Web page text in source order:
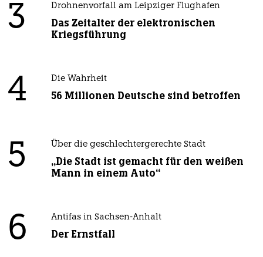
3 Drohnenvorfall am Leipziger Flughafen
Das Zeitalter der elektronischen
Kriegsführung
4 Die Wahrheit
56 Millionen Deutsche sind betroffen
5 Über die geschlechtergerechte Stadt
„Die Stadt ist gemacht für den weißen
Mann in einem Auto“
6 Antifas in Sachsen-Anhalt
Der Ernstfall